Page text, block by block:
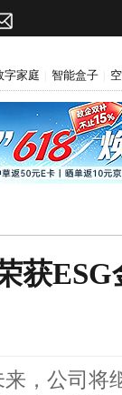
字家庭 智能盒子
获
来，公司将